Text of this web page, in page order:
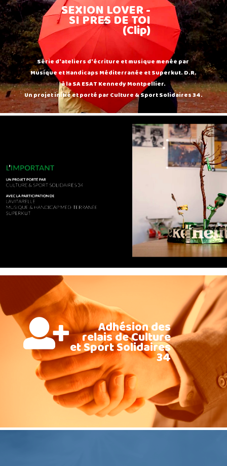
SEXION LOVER -
SI PRES DE TOI
(Clip)
Série d'ateliers d'écriture et musique menée par
Musique et Handicaps Méditerranée et Superkut. D.R.
à la SA ESAT Kennedy Montpellier.
Un projet initié et porté par Culture & Sport Solidaires 34.
Adhésion des
relais de Culture
et Sport Solidaires
34